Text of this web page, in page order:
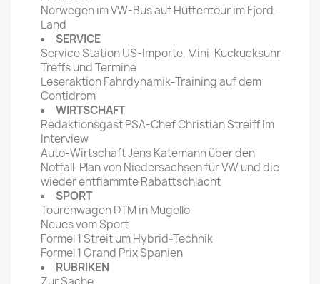
Norwegen im VW-Bus auf Hüttentour im Fjord-
Land
SERVICE
Service Station US-Importe, Mini-Kuckucksuhr
Treffs und Termine
Leseraktion Fahrdynamik-Training auf dem
Contidrom
WIRTSCHAFT
Redaktionsgast PSA-Chef Christian Streiff Im
Interview
Auto-Wirtschaft Jens Katemann über den
Notfall-Plan von Niedersachsen für VW und die
wieder entflammte Rabattschlacht
SPORT
Tourenwagen DTM in Mugello
Neues vom Sport
Formel 1 Streit um Hybrid-Technik
Formel 1 Grand Prix Spanien
RUBRIKEN